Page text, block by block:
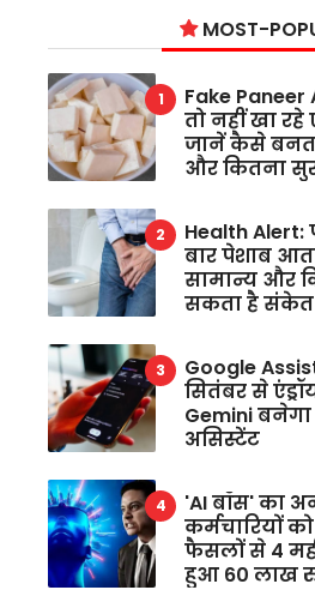
MOST-
Fake
तो नहीं खा
जानें कैसे
और कितना
Health Alert:
बार पेशाब
सामान्य और
सकता है संकेत
Google
सितंबर से
Gemini
असिस्टेंट
'AI बॉस' का
कर्मचारियों
फैसलों से 4
हुआ 60 लाख